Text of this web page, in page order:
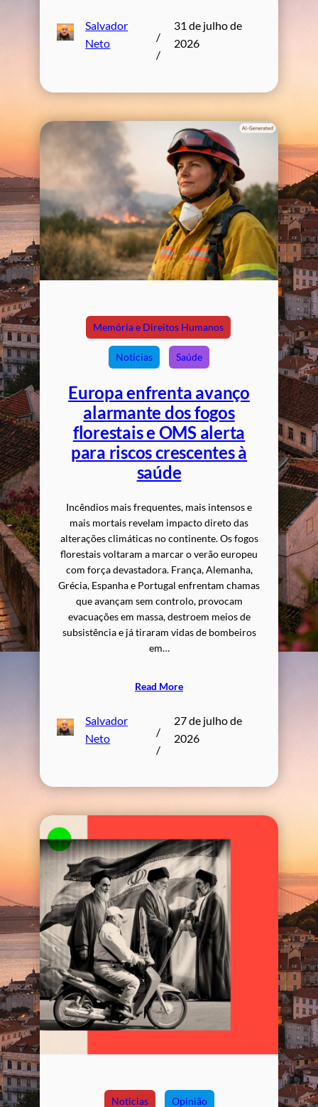
Salvador
Neto
/
/
31 de julho de
2026
Memória e Direitos Humanos
Noticias Saúde
Europa enfrenta avanço
alarmante dos fogos
florestais e OMS alerta
para riscos crescentes à
saúde
Incêndios mais frequentes, mais intensos e
mais mortais revelam impacto direto das
alterações climáticas no continente. Os fogos
florestais voltaram a marcar o verão europeu
com força devastadora. França, Alemanha,
Grécia, Espanha e Portugal enfrentam chamas
que avançam sem controlo, provocam
evacuações em massa, destroem meios de
subsistência e já tiraram vidas de bombeiros
em…
Read More
Salvador
Neto
/
/
27 de julho de
2026
Noticias Opinião